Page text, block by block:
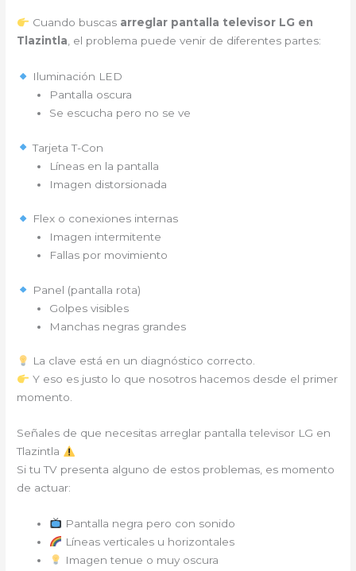
Cuando buscas arreglar pantalla televisor LG en
Tlazintla, el problema puede venir de diferentes partes:
Iluminación LED
Pantalla oscura
Se escucha pero no se ve
Tarjeta T-Con
Líneas en la pantalla
Imagen distorsionada
Flex o conexiones internas
Imagen intermitente
Fallas por movimiento
Panel (pantalla rota)
Golpes visibles
Manchas negras grandes
La clave está en un diagnóstico correcto.
Y eso es justo lo que nosotros hacemos desde el primer
momento.
Señales de que necesitas arreglar pantalla televisor LG en
Tlazintla
Si tu TV presenta alguno de estos problemas, es momento
de actuar:
Pantalla negra pero con sonido
Líneas verticales u horizontales
Imagen tenue o muy oscura